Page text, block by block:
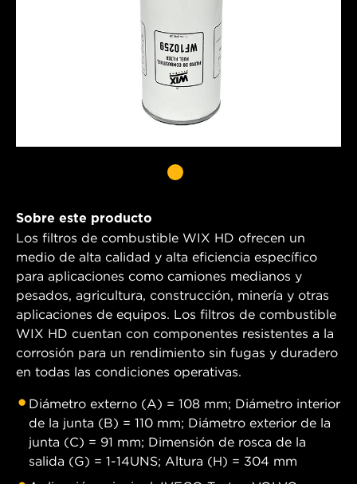
Sobre este producto
Los filtros de combustible WIX HD ofrecen un
medio de alta calidad y alta eficiencia específico
para aplicaciones como camiones medianos y
pesados, agricultura, construcción, minería y otras
aplicaciones de equipos. Los filtros de combustible
WIX HD cuentan con componentes resistentes a la
corrosión para un rendimiento sin fugas y duradero
en todas las condiciones operativas.
Diámetro externo (A) = 108 mm; Diámetro interior
de la junta (B) = 110 mm; Diámetro exterior de la
junta (C) = 91 mm; Dimensión de rosca de la
salida (G) = 1-14UNS; Altura (H) = 304 mm